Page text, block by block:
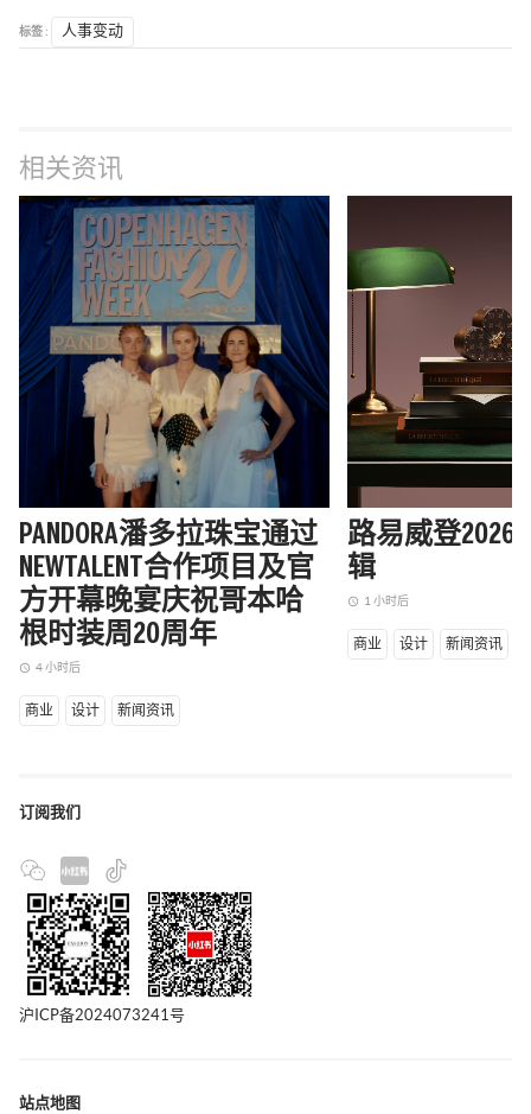
标签 : 人事变动
相关资讯
PANDORA潘多拉珠宝通过
NEWTALENT合作项目及官
方开幕晚宴庆祝哥本哈
根时装周20周年
access_time 4 小时后
商业 设计 新闻资讯
路易威登2026
辑
access_time 1 小时后
商业 设计 新闻资讯
订阅我们
沪ICP备2024073241号
站点地图